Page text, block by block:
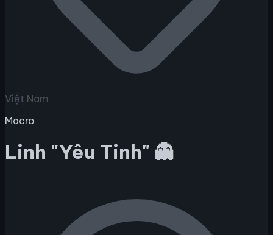
Việt Nam
Macro
Linh "Yêu Tinh" 👻